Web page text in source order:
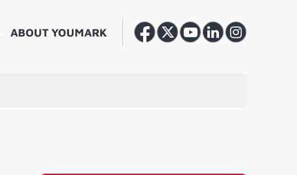
ABOUT YOUMARK